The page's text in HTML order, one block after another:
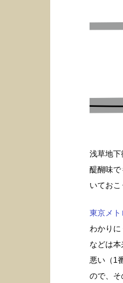
浅草地下
醍醐味で
いておこ
東京メト
わかり
などは
悪い（1
ので、そ